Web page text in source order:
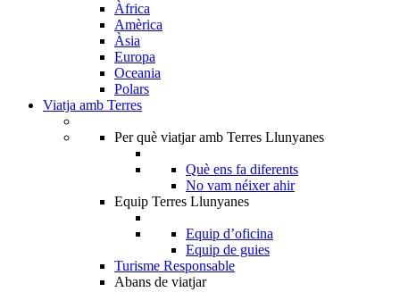
Àfrica
Amèrica
Àsia
Europa
Oceania
Polars
Viatja amb Terres
Per què viatjar amb Terres Llunyanes
Què ens fa diferents
No vam néixer ahir
Equip Terres Llunyanes
Equip d’oficina
Equip de guies
Turisme Responsable
Abans de viatjar